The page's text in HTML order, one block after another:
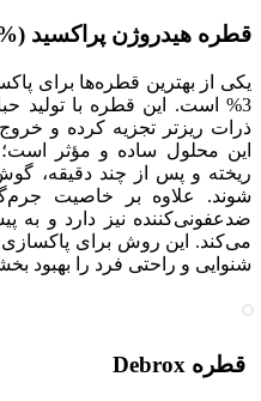
قطره هیدروژن پراکسید (Hydrogen Peroxide 3%)
یکی از بهترین قطره‌ها برای
3% است. این قطره با تولید
ذرات ریزتر تجزیه کرده و
این محلول ساده و مؤثر
ریخته و پس از چند دقیقه،
شوند. علاوه بر خاصیت
ضدعفونی‌کننده نیز دارد و
می‌کند. این روش برای
شنوایی و راحتی فرد را بهبود
قطره Debrox